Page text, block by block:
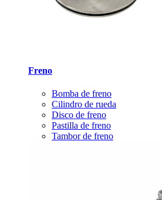
Freno
Bomba de freno
Cilindro de rueda
Disco de freno
Pastilla de freno
Tambor de freno